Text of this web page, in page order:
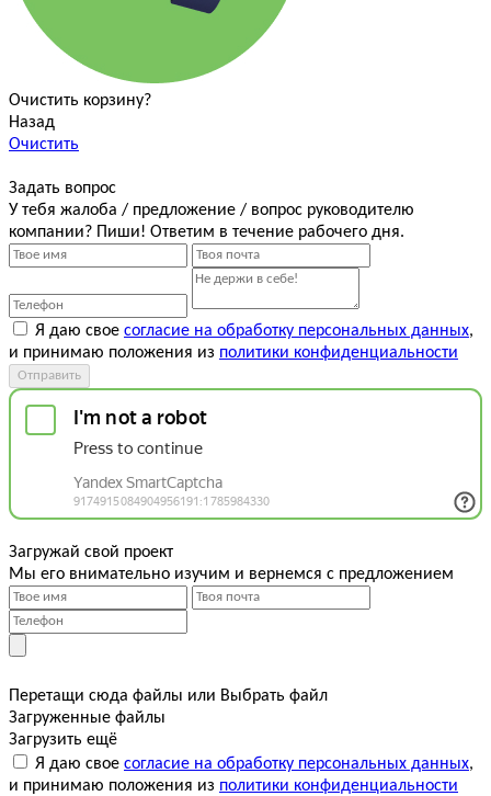
Очистить корзину?
Назад
Очистить
Задать вопрос
У тебя жалоба / предложение / вопрос руководителю
компании? Пиши! Ответим в течение рабочего дня.
Я даю свое согласие на обработку персональных данных,
и принимаю положения из политики конфиденциальности
Отправить
Загружай свой проект
Мы его внимательно изучим и вернемся с предложением
Перетащи сюда файлы или Выбрать файл
Загруженные файлы
Загрузить ещё
Я даю свое согласие на обработку персональных данных,
и принимаю положения из политики конфиденциальности